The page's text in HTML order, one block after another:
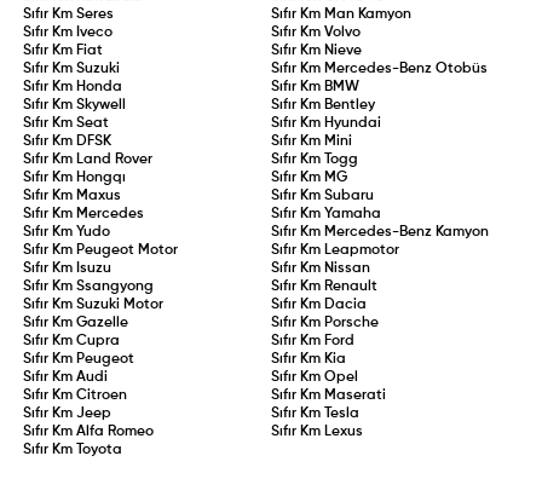
Sıfır KmSeres Sıfır Km Man Kamyon
Sıfır Km Iveco Sıfır Km Volvo
Sıfır Km Fiat Sıfır Km Nieve
Sıfır KmSuzuki Sıfır Km Mercedes-Benz Otobüs
Sıfır Km Honda Sıfır Km BMW
Sıfır KmSkywell Sıfır Km Bentley
Sıfır KmSeat Sıfır Km Hyundai
Sıfır Km DFSK Sıfır Km Mini
Sıfır Km Land Rover Sıfır Km
Togg
Sıfır Km Hongqı Sıfır Km MG
Sıfır Km Maxus Sıfır Km Subaru
Sıfır Km Mercedes Sıfır Km Yamaha
Sıfır KmYudo Sıfır Km Mercedes-Benz Kamyon
Sıfır Km Peugeot Motor Sıfır Km Leapmotor
Sıfır Km Isuzu Sıfır Km Nissan
Sıfır KmSsangyong Sıfır Km Renault
Sıfır KmSuzuki Motor Sıfır Km Dacia
Sıfır KmGazelle Sıfır Km Porsche
Sıfır KmCupra Sıfır Km Ford
Sıfır Km Peugeot Sıfır Km Kia
Sıfır KmAudi Sıfır Km Opel
Sıfır KmCitroen Sıfır Km Maserati
Sıfır KmJeep Sıfır Km
Tesla
Sıfır KmAlfa Romeo Sıfır Km Lexus
Sıfır Km
Toyota